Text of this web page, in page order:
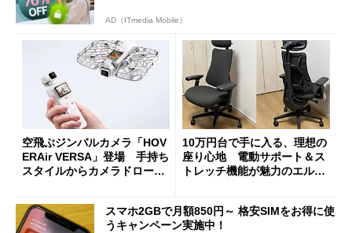
AD（ITmedia Mobile）
空飛ぶジンバルカメラ「HOV
ERAir VERSA」登場 手持ち
スタイルからカメラドローン
10万円台で手に入る、理想の
座り心地 電動サポート＆ス
トレッチ機能が魅力のエルゴ
スマホ2GBで月額850円～ 格安SIMをお得に使
うキャンペーン実施中！